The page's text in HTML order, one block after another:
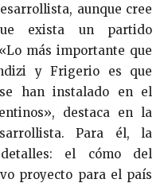
aunque cree
exista un partido
Lo más importante que
y Frigerio es que
han instalado en el
destaca en la
Para él, la
el cómo del
proyecto para el país